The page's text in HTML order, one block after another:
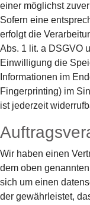
einer möglichst
Sofern eine
erfolgt die
Abs. 1 lit. a DSGVO
Einwilligung die
Informationen im
Fingerprinting) im
ist jederzeit
Wir haben einen
dem oben
sich um einen
der gewährleistet,